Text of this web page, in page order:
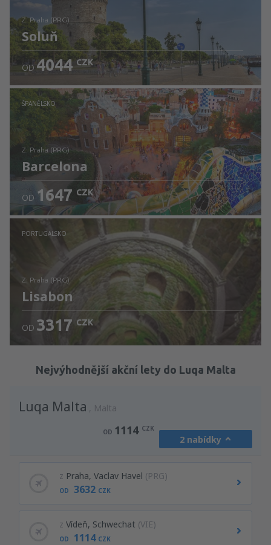
z: Praha (PRG)
Soluň
Zjistěte detaily
OD 4044 CZK
ŠPANĚLSKO
z: Praha (PRG)
Barcelona
Zjistěte detaily
OD 1647 CZK
PORTUGALSKO
z: Praha (PRG)
Lisabon
Zjistěte detaily
OD 3317 CZK
Nejvýhodnější akční lety do Luqa Malta
Luqa Malta Malta
OD 1114 CZK
2 nabídky
z Praha, Vaclav Havel (PRG)
OD 3632 CZK
z Vídeň, Schwechat (VIE)
OD 1114 CZK